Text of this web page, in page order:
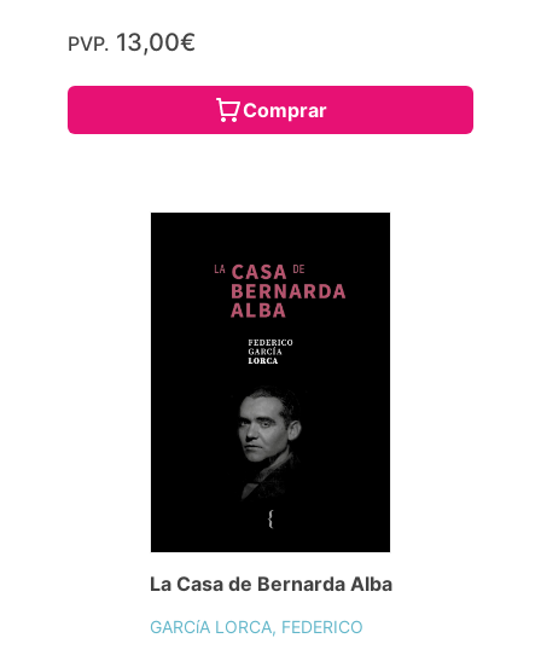
PVP. 13,00€
Comprar
La Casa de Bernarda Alba
GARCíA LORCA, FEDERICO